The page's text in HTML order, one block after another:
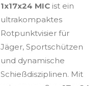
1x17x24 MIC ist ein
ultrakompaktes
Rotpunktvisier für
Jäger, Sportschützen
und dynamische
Schießdisziplinen. Mit